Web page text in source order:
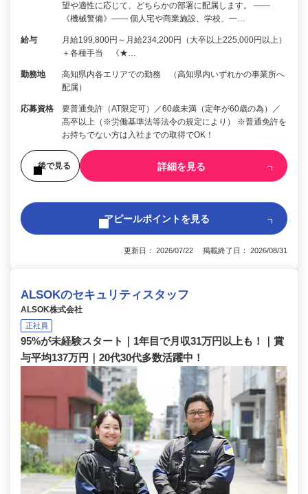
望や適性に応じて、どちらかの部署に配属します。 ――
《機械警備》―― 個人宅や商業施設、学校、一…
給与
月給199,800円～月給234,200円（大卒以上225,000円以上）
＋各種手当 《★…
勤務地
高知県内各エリアでの勤務 （高知県内いずれかの事業所へ
配属）
応募資格
要普通免許（AT限定可）／60歳未満（定年が60歳の為）／
高卒以上（※労働基準法等法令の規定により） ※普通免許を
お持ちでない方は入社までの取得でOK！
後で見る 詳細を見る
アピールポイントを見る
更新日： 2026/07/22 掲載終了日： 2026/08/31
ALSOKのセキュリティスタッフ
ALSOK株式会社
正社員
95%が未経験スタート｜1年目で月収31万円以上も！｜賞
与平均137万円｜20代30代多数活躍中！